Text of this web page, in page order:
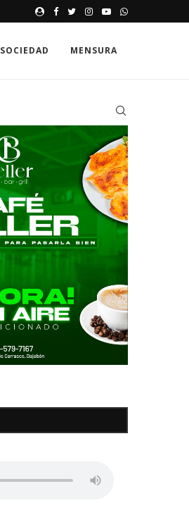
MEMORIAS DE UNA SONRISA
SOCIEDAD MENSURA